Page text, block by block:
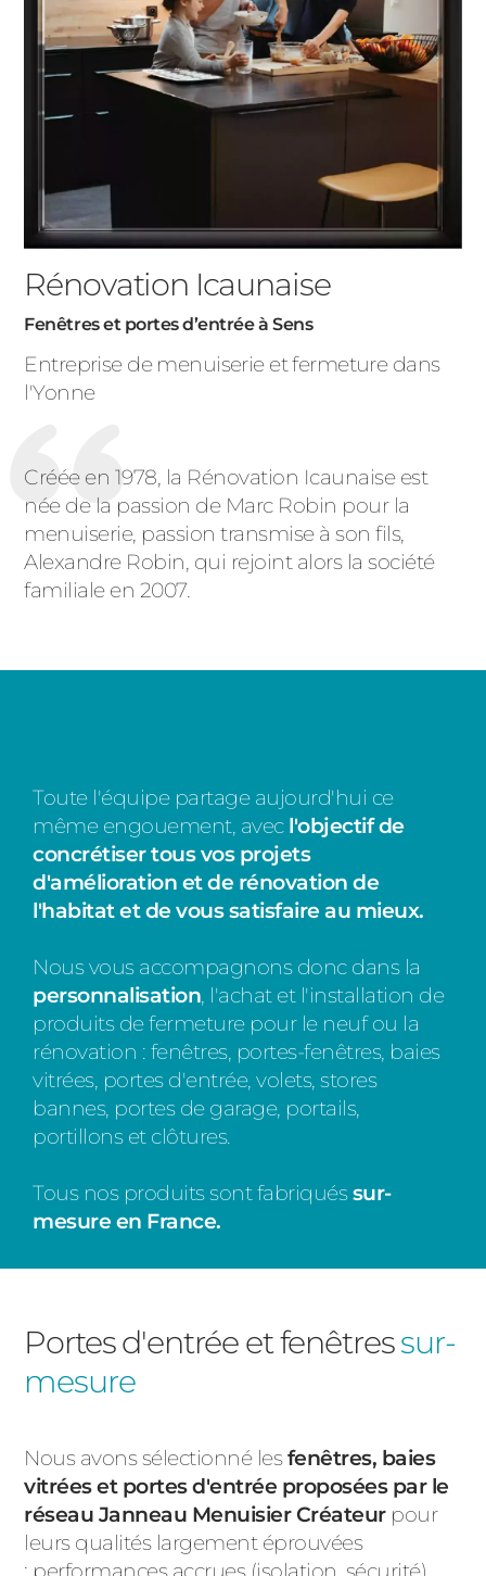
Rénovation Icaunaise
Fenêtres et portes d’entrée à Sens
Entreprise de menuiserie et fermeture dans
l'Yonne
Créée en 1978, la Rénovation Icaunaise est
née de la passion de Marc Robin pour la
menuiserie, passion transmise à son fils,
Alexandre Robin, qui rejoint alors la société
familiale en 2007.
Toute l'équipe partage aujourd'hui ce
même engouement, avec l'objectif de
concrétiser tous vos projets
d'amélioration et de rénovation de
l'habitat et de vous satisfaire au mieux.
Nous vous accompagnons donc dans la
personnalisation, l'achat et l'installation de
produits de fermeture pour le neuf ou la
rénovation : fenêtres, portes-fenêtres, baies
vitrées, portes d'entrée, volets, stores
bannes, portes de garage, portails,
portillons et clôtures.
Tous nos produits sont fabriquéssur-
mesure en France.
Portes d'entrée et fenêtressur-
mesure
Nous avons sélectionné lesfenêtres, baies
vitrées et portes d'entrée proposées par le
réseau Janneau Menuisier Créateurpour
leurs qualités largement éprouvées